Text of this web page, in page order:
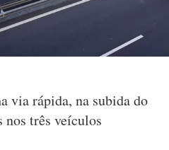
via rápida, na subida do
nos três veículos